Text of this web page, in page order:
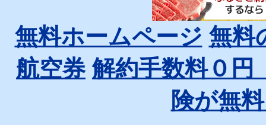
無料ホームページ 無料
航空券 解約手数料０円
険が無